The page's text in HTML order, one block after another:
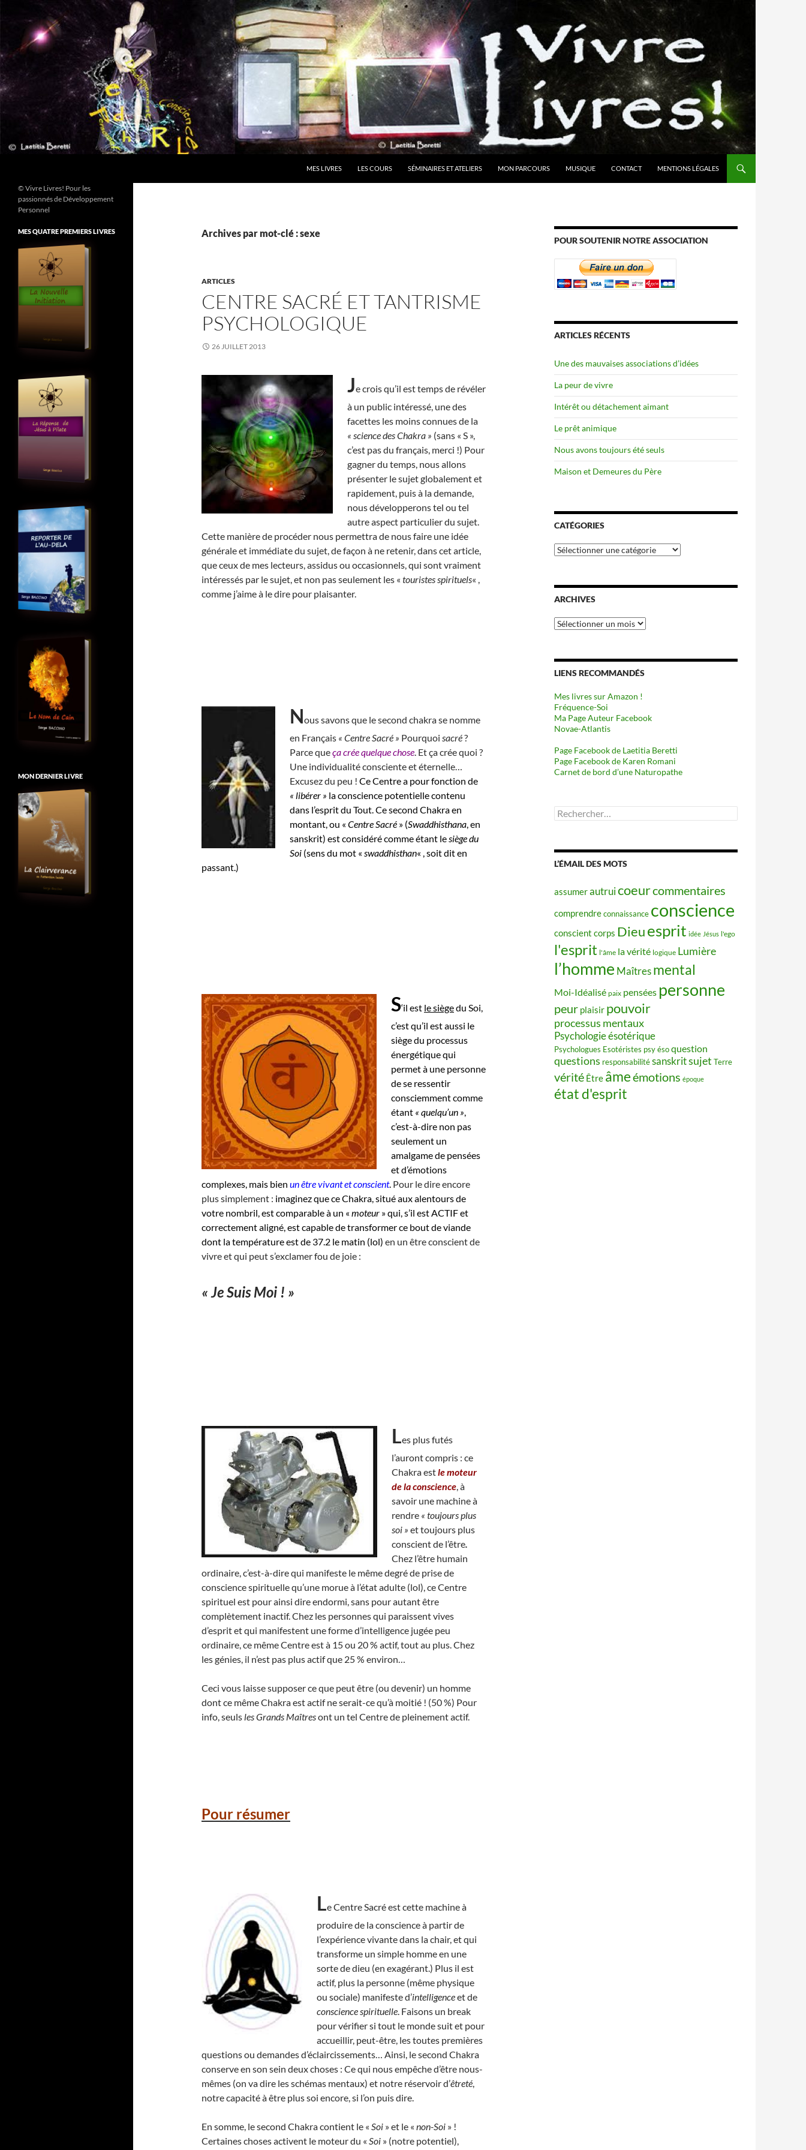
contenu
MES LIVRES LES COURS SÉMINAIRES ET ATELIERS MON PARCOURS MUSIQUE CONTACT MENTIONS LÉGALES
Archives par mot-clé : sexe
ARTICLES
CENTRE SACRÉ ET TANTRISME
PSYCHOLOGIQUE
26 JUILLET 2013
Je crois qu’il est temps de révéler
à un public intéressé, une des
facettes les moins connues de la
« science des Chakra » (sans « S »,
c’est pas du français, merci !) Pour
gagner du temps, nous allons
présenter le sujet globalement et
rapidement, puis à la demande,
nous développerons tel ou tel
autre aspect particulier du sujet.
Cette manière de procéder nous permettra de nous faire une idée
générale et immédiate du sujet, de façon à ne retenir, dans cet article,
que ceux de mes lecteurs, assidus ou occasionnels, qui sont vraiment
intéressés par le sujet, et non pas seulement les « touristes spirituels« ,
comme j’aime à le dire pour plaisanter.
Nous savons que le second chakra se nomme
en Français « Centre Sacré » Pourquoi sacré?
Parce queça crée quelque chose. Et ça crée quoi ?
Une individualité consciente et éternelle…
Excusez du peu ! Ce Centre a pour fonction de
« libérer » la conscience potentielle contenu
dans l’esprit du Tout.Ce second Chakra en
montant, ou « Centre Sacré » (Swaddhisthana, en
sanskrit) est considéré comme étant lesiège du
Soi (sens du mot « swaddhisthan« , soit dit en
passant.)
S‘il est le siègedu Soi,
c’est qu’il est aussi le
siège du processus
énergétique qui
permet à une personne
de se ressentir
consciemment comme
étant « quelqu’un »,
c’est-à-dire non pas
seulement un
amalgame de pensées
et d’émotions
complexes, mais bien un être vivant et conscient. Pour le dire encore
plus simplement : imaginez que ce Chakra, situé aux alentours de
votre nombril, est comparable à un « moteur » qui, s’il est ACTIF et
correctement aligné, est capable de transformer ce bout de viande
dont la température est de 37.2 le matin (lol) en un être conscient de
vivre et qui peut s’exclamer fou de joie :
« Je Suis Moi ! »
Les plus futés
l’auront compris : ce
Chakra estle moteur
de la conscience, à
savoir une machine à
rendre « toujours plus
soi » et toujours plus
conscient de l’être.
Chez l’être humain
ordinaire, c’est-à-dire qui manifeste le même degré de prise de
conscience spirituelle qu’une morue à l’état adulte (lol), ce Centre
spirituel est pour ainsi dire endormi, sans pour autant être
complètement inactif. Chez les personnes qui paraissent vives
d’esprit et qui manifestent une forme d’intelligence jugée peu
ordinaire, ce même Centre est à 15 ou 20 % actif, tout au plus. Chez
les génies, il n’est pas plus actif que 25 % environ…
Ceci vous laisse supposer ce que peut être (ou devenir) un homme
dont ce même Chakra est actif ne serait-ce qu’à moitié ! (50 %) Pour
info, seuls les Grands Maîtresont un tel Centre de pleinement actif.
Pour résumer
Le Centre Sacré est cette machine à
produire de la conscience à partir de
l’expérience vivante dans la chair, et qui
transforme un simple homme en une
sorte de dieu (en exagérant.) Plus il est
actif, plus la personne (même physique
ou sociale) manifeste d’intelligenceet de
conscience spirituelle. Faisons un break
pour vérifier si tout le monde suit et pour
accueillir, peut-être, les toutes premières
questions ou demandes d’éclaircissements… Ainsi, le second Chakra
conserve en son sein deux choses : Ce qui nous empêche d’être nous-
mêmes (on va dire les schémas mentaux) et notre réservoir d’êtreté,
notre capacité à être plus soi encore, si l’on puis dire.
En somme, le second Chakra contient le « Soi » et le « non-Soi » !
Certaines choses activent le moteur du « Soi » (notre potentiel),
POUR SOUTENIR NOTRE ASSOCIATION
ARTICLES RÉCENTS
Une des mauvaises associations d’idées
La peur de vivre
Intérêt ou détachement aimant
Le prêt animique
Nous avons toujours été seuls
Maison et Demeures du Père
CATÉGORIES
Catégories
ARCHIVES
Archives
LIENS RECOMMANDÉS
Mes livres sur Amazon !
Fréquence-Soi
Ma Page Auteur Facebook
Novae-Atlantis
Page Facebook de Laetitia Beretti
Page Facebook de Karen Romani
Carnet de bord d’une Naturopathe
Rechercher :
L’ÉMAIL DES MOTS
assumerautruicoeurcommentaires
comprendreconnaissance conscience
conscient corps Dieuesprit idée Jésus l'ego
l'esprit l'âme la vérité logique Lumière
l’homme Maîtres mental
Moi-Idéalisé paix pensées personne
peur plaisir pouvoir
processus mentaux
Psychologie ésotérique
Psychologues Esotéristes psy ésoquestion
questions responsabilitésanskritsujet Terre
vérité Être âmeémotions époque
état d'esprit
© Vivre Livres! Pour les
passionnés de Développement
Personnel
MES QUATRE PREMIERS LIVRES
MON DERNIER LIVRE